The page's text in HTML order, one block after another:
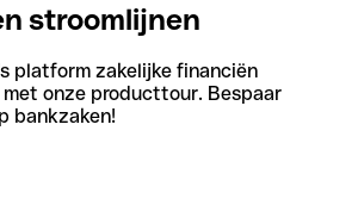
stroomlijnen
platform zakelijke financiën
onze producttour. Bespaar
bankzaken!